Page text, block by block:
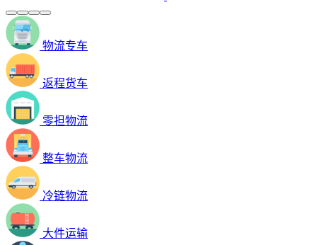
物流专车
返程货车
零担物流
整车物流
冷链物流
大件运输